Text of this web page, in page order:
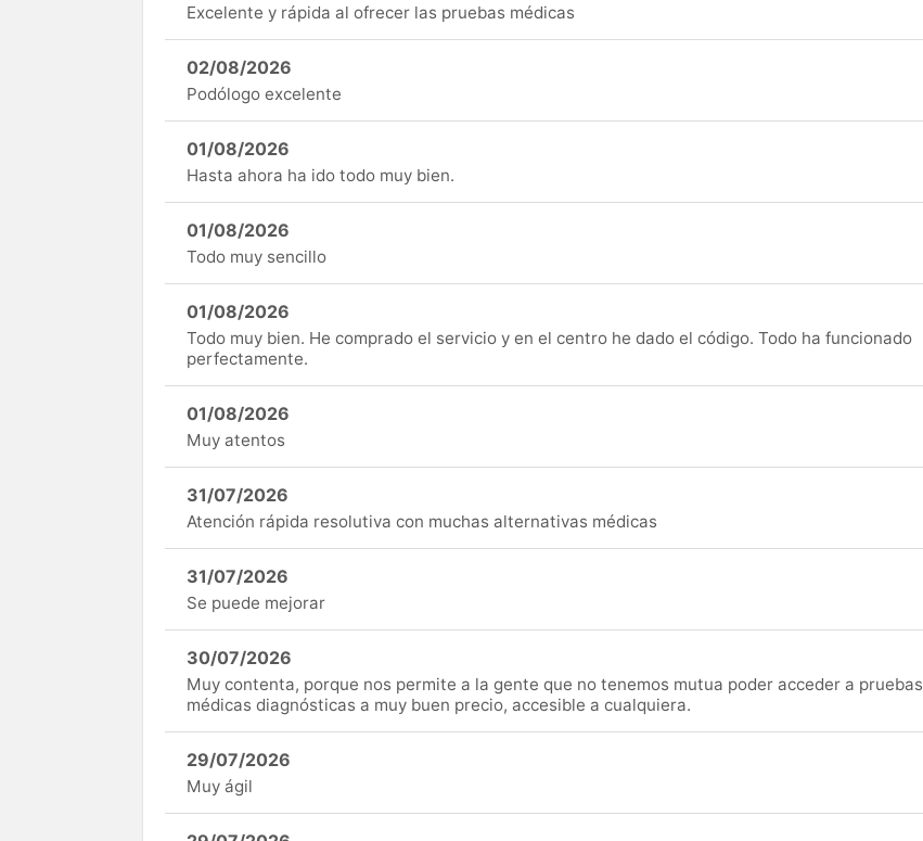
Excelente y rápida al ofrecer las pruebas médicas
02/08/2026
Podólogo excelente
01/08/2026
Hasta ahora ha ido todo muy bien.
01/08/2026
Todo muy sencillo
01/08/2026
Todo muy bien. He comprado el servicio y en el centro he dado el código. Todo ha funcionado
perfectamente.
01/08/2026
Muy atentos
31/07/2026
Atención rápida resolutiva con muchas alternativas médicas
31/07/2026
Se puede mejorar
30/07/2026
Muy contenta, porque nos permite a la gente que no tenemos mutua poder acceder a pruebas
médicas diagnósticas a muy buen precio, accesible a cualquiera.
29/07/2026
Muy ágil